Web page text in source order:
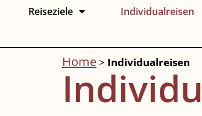
Reiseziele Individualreisen
Home> Individualreisen